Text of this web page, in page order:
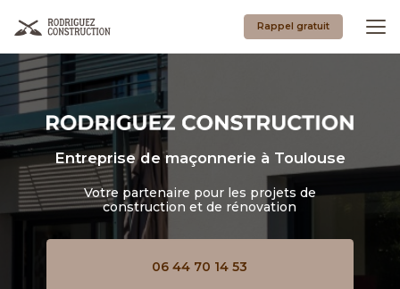
principal
Rappel gratuit
Entreprise de maçonnerie à Toulouse
Votre partenaire pour les projets de
construction et de rénovation
06 44 70 14 53